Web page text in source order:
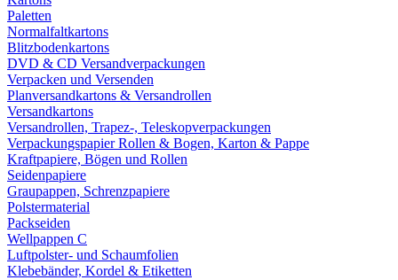
Paletten
Normalfaltkartons
Blitzbodenkartons
DVD & CD Versandverpackungen
Verpacken und Versenden
Planversandkartons & Versandrollen
Versandkartons
Versandrollen, Trapez-, Teleskopverpackungen
Verpackungspapier Rollen & Bogen, Karton & Pappe
Kraftpapiere, Bögen und Rollen
Seidenpapiere
Graupappen, Schrenzpapiere
Polstermaterial
Packseiden
Wellpappen C
Luftpolster- und Schaumfolien
Klebebänder, Kordel & Etiketten